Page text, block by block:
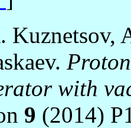
Kuznetsov,
with
9 (2014)